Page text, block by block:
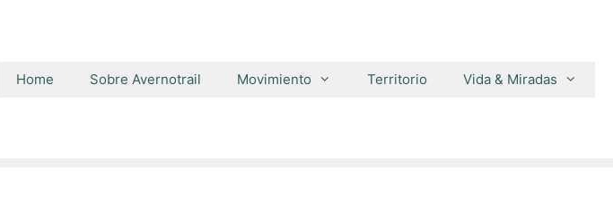
Home
Sobre Avernotrail Movimiento Territorio Vida & Miradas